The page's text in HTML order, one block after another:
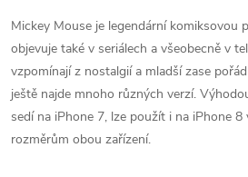
Mickey Mouse je legendární komiksovou
objevuje také v seriálech a všeobecně v
vzpomínají z nostalgií a mladší zase
ještě najde mnoho různých verzí.
sedí na iPhone 7, lze použít i na iPhone
rozměrům obou zařízení.